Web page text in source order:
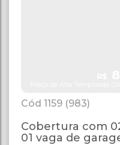
1159 (983)
Cobertura com
01 vaga de